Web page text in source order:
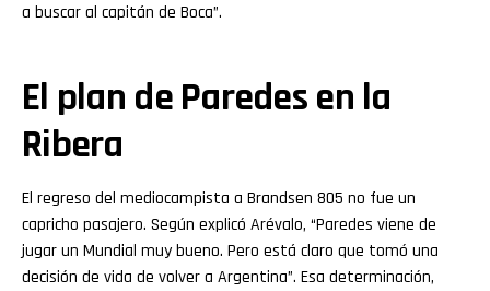
a buscar al capitán de Boca”.
El plan de Paredes en la
Ribera
El regreso del mediocampista a Brandsen 805 no fue un
capricho pasajero. Según explicó Arévalo, “Paredes viene de
jugar un Mundial muy bueno. Pero está claro que tomó una
decisión de vida de volver a Argentina”. Esa determinación,